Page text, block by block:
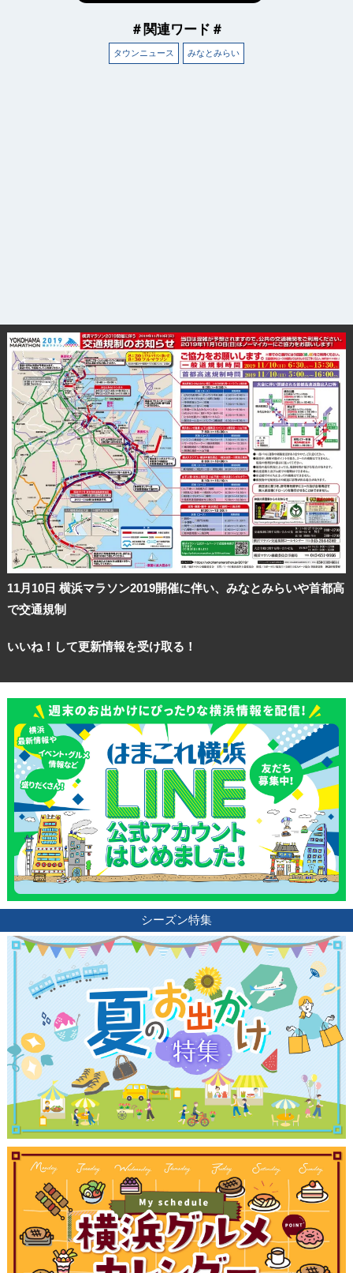
＃関連ワード＃
タウンニュース みなとみらい
11月10日 横浜マラソン2019開催に伴い、みなとみらいや首都高
で交通規制
いいね！して更新情報を受け取る！
シーズン特集
観光ガイド
ランキング
ブログ記事
サイトについて